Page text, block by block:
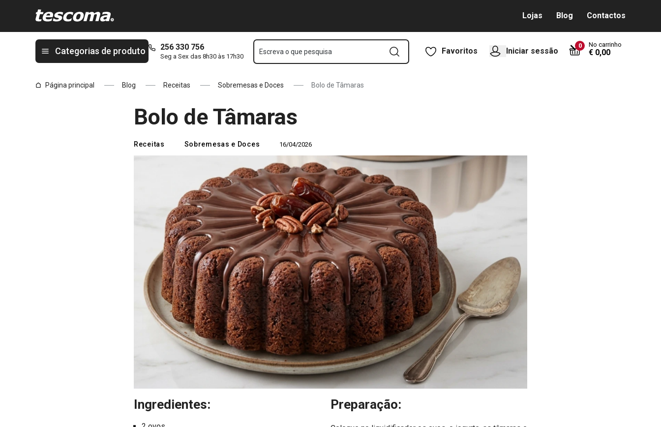
Lojas Blog Contactos
Categorias de produto 256 330 756
Seg a Sex das 8h30 às 17h30
Escreva o que pesquisa Favoritos Iniciar sessão
0 No carrinho
€ 0,00
Página principal Blog Receitas Sobremesas e Doces Bolo de Tâmaras
Bolo de Tâmaras
Receitas Sobremesas e Doces 16/04/2026
Ingredientes: Preparação: